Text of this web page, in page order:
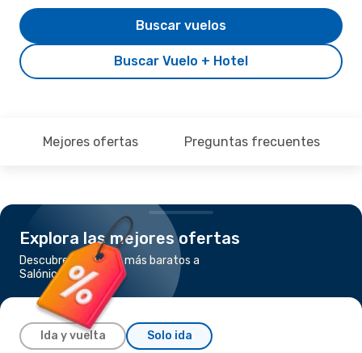
Buscar Vuelo + Hotel
Buscar vuelos
Mejores ofertas Preguntas frecuentes
Explora las mejores ofertas
Descubre los vuelos más baratos a
Salónica
Ida y vuelta Solo ida